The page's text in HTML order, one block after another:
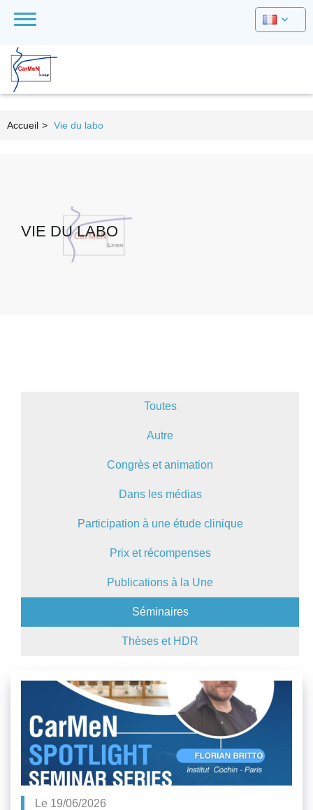
Accueil > Vie du labo
VIE DU LABO
Toutes
Autre
Congrès et animation
Dans les médias
Participation à une étude clinique
Prix et récompenses
Publications à la Une
Séminaires
Thèses et HDR
Le 19/06/2026